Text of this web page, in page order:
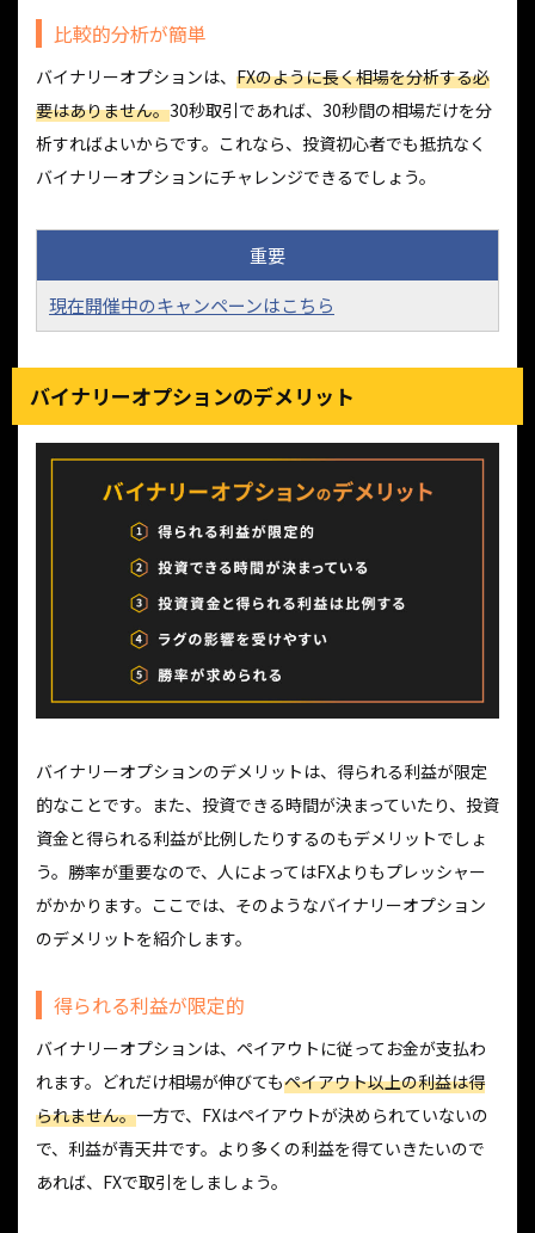
比較的分析が簡単
バイナリーオプションは、 FXのように長く相場を分析する必
要はありません。30秒取引であれば、30秒間の相場だけを分
析すればよいからです。これなら、投資初心者でも抵抗なく
バイナリーオプションにチャレンジできるでしょう。
重要
現在開催中のキャンペーンはこちら
バイナリーオプションのデメリット
バイナリーオプションのデメリットは、得られる利益が限定
的なことです。また、投資できる時間が決まっていたり、投資
資金と得られる利益が比例したりするのもデメリットでしょ
う。勝率が重要なので、人によってはFXよりもプレッシャー
がかかります。ここでは、そのようなバイナリーオプション
のデメリットを紹介します。
得られる利益が限定的
バイナリーオプションは、ペイアウトに従ってお金が支払わ
れます。どれだけ相場が伸びてもペイアウト以上の利益は得
られません。一方で、FXはペイアウトが決められていないの
で、利益が青天井です。より多くの利益を得ていきたいので
あれば、FXで取引をしましょう。